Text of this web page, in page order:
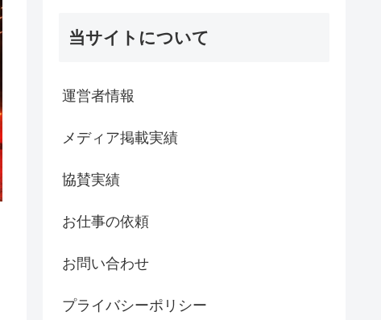
当サイトについて
運営者情報
メディア掲載実績
協賛実績
お仕事の依頼
お問い合わせ
プライバシーポリシー